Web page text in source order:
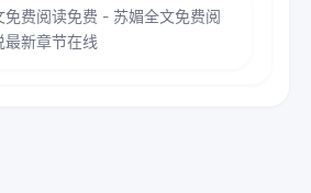
免费阅读免费 - 苏媚全文免费阅
新章节在线